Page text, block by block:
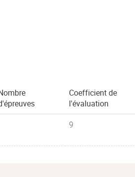
Coefficient de
l'évaluation
9